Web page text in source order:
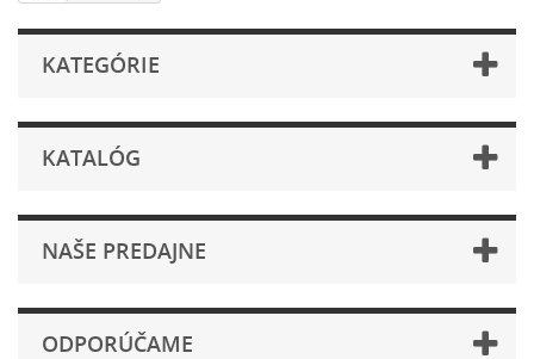
KATEGÓRIE
KATALÓG
NAŠE PREDAJNE
ODPORÚČAME